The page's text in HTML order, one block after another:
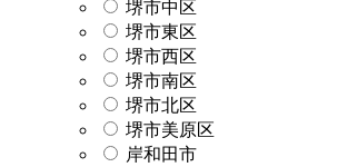
堺市中区
堺市東区
堺市西区
堺市南区
堺市北区
堺市美原区
岸和田市